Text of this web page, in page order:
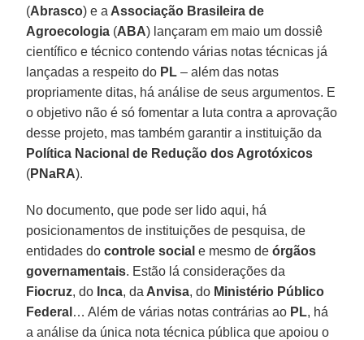
(Abrasco) e a Associação Brasileira de
Agroecologia (ABA) lançaram em maio um dossiê
científico e técnico contendo várias notas técnicas já
lançadas a respeito do PL – além das notas
propriamente ditas, há análise de seus argumentos. E
o objetivo não é só fomentar a luta contra a aprovação
desse projeto, mas também garantir a instituição da
Política Nacional de Redução dos Agrotóxicos
(PNaRA).
No documento, que pode ser lido aqui, há
posicionamentos de instituições de pesquisa, de
entidades do controle social e mesmo deórgãos
governamentais. Estão lá considerações da
Fiocruz, do Inca, da Anvisa, do Ministério Público
Federal … Além de várias notas contrárias ao PL, há
a análise da única nota técnica pública que apoiou o